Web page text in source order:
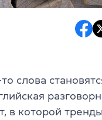
слова
в которой тренды